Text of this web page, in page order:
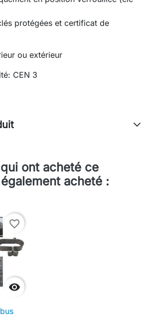
protégées et certificat de
ou extérieur
CEN 3
ont acheté ce
acheté :

favorite_border